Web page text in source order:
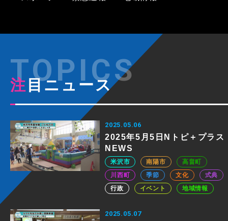
注目ニュース
2025.05.06
2025年5月5日Nトピ＋プラス
NEWS
米沢市 南陽市
高畠町
川西町
季節 文化
式典
行政
イベント 地域情報
2025.05.07